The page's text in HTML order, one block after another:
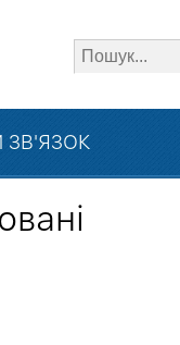
ЗВ'ЯЗОК
close